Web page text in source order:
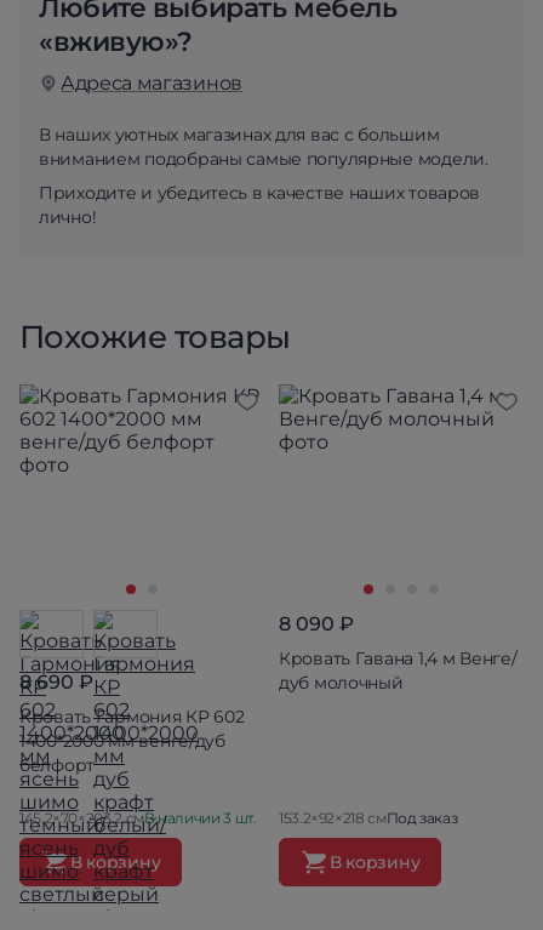
Любите выбирать мебель
«вживую»?
Адреса магазинов
В наших уютных магазинах для вас с большим
вниманием подобраны самые популярные модели.
Приходите и убедитесь в качестве наших товаров
лично!
Похожие товары
8 690 ₽
Кровать Гармония КР 602
1400*2000 мм венге/дуб
белфорт
145.2×70×203.2 смВ наличии 3 шт.
В корзину
8 090 ₽
Кровать Гавана 1,4 м Венге/
дуб молочный
153.2×92×218 смПод заказ
В корзину